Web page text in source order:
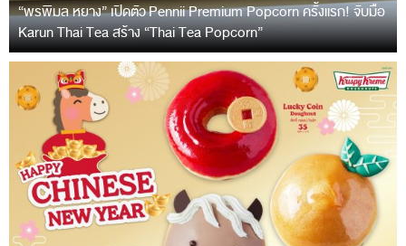
“พรพิมล หยาง” เปิดตัว Pennii Premium Popcorn ครั้งแรก! จับมือ
Karun Thai Tea สร้าง “Thai Tea Popcorn”